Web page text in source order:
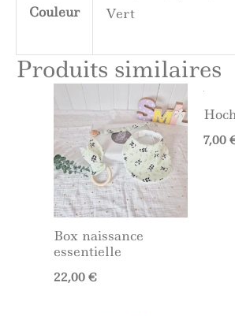
Couleur
Vert
Produits similaires
Box naissance
essentielle
22,00 €
7,00